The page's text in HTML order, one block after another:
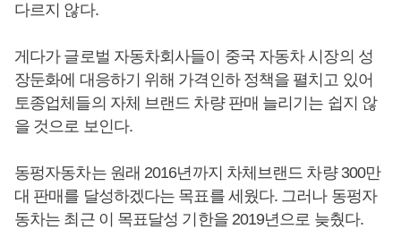
다르지 않다.
게다가 글로벌 자동차회사들이 중국 자동차 시장의 성
장둔화에 대응하기 위해 가격인하 정책을 펼치고 있어
토종업체들의 자체 브랜드 차량 판매 늘리기는 쉽지 않
을 것으로 보인다.
동펑자동차는 원래 2016년까지 차체브랜드 차량 300만
대 판매를 달성하겠다는 목표를 세웠다. 그러나 동펑자
동차는 최근 이 목표달성 기한을 2019년으로 늦췄다.